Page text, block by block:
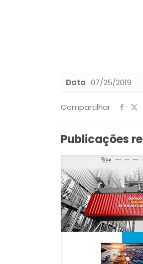
Data 07/25/2019
Compartilhar
Publicações